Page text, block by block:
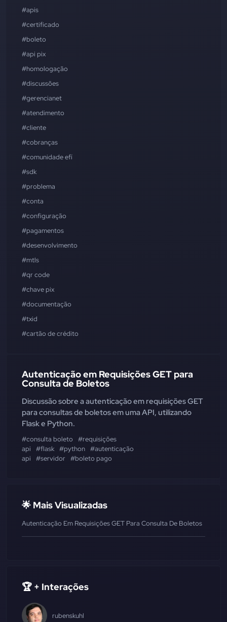
#apis
#certificado
#boleto
#api pix
#homologação
#discussões
#gerencianet
#atendimento
#cliente
#cobranças
#comunidade efí
#sdk
#problema
#conta
#configuração
#pagamentos
#desenvolvimento
#mtls
#qr code
#chave pix
#documentação
#txid
#cartão de crédito
Autenticação em Requisições GET para
Consulta de Boletos
Discussão sobre a autenticação em requisições GET
para consultas de boletos em uma API, utilizando
Flask e Python.
#consulta boleto
#requisições
api
#flask #python #autenticação
api
#servidor #boleto pago
🌟 Mais Visualizadas
Autenticação Em Requisições GET Para Consulta De Boletos
🏆 + Interações
rubenskuhl